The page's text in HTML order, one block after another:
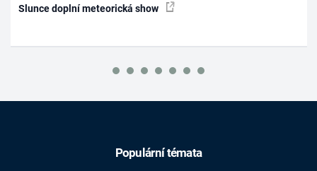
Slunce doplní meteorická show
Populární témata